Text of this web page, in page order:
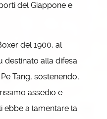
del Giappone e
del 1900, al
destinato alla difesa
Tang, sostenendo,
assedio e
ebbe a lamentare la